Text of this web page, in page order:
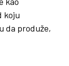
koju
da produže,